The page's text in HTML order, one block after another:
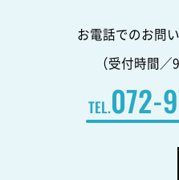
お電話でのお問
（受付時間／
TEL.072-